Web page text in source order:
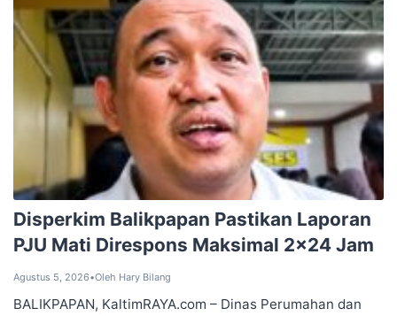
Disperkim Balikpapan Pastikan Laporan
PJU Mati Direspons Maksimal 2×24 Jam
Agustus 5, 2026•Oleh Hary Bilang
BALIKPAPAN, KaltimRAYA.com – Dinas Perumahan dan